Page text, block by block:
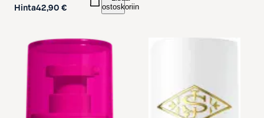
Hinta42,90 €
ostoskoriin